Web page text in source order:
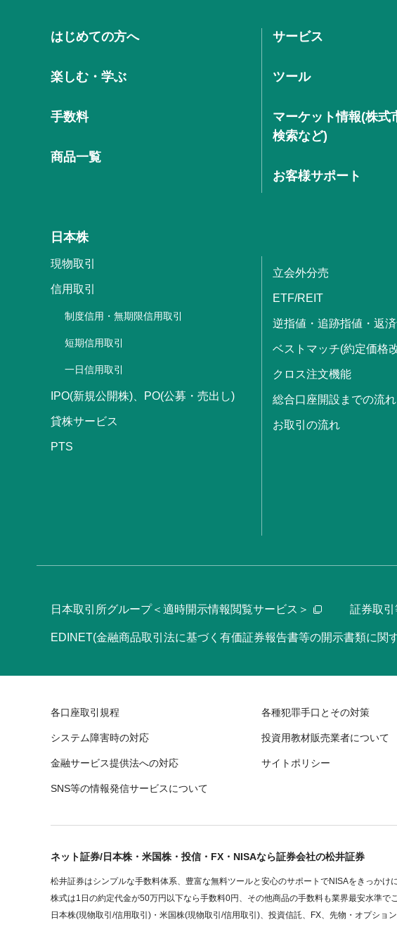
はじめての方へ
楽しむ・学ぶ
手数料
商品一覧
サービス
ツール
マーケット情報(株式
検索など)
お客様サポート
日本株
現物取引
信用取引
制度信用・無期限信用取引
短期信用取引
一日信用取引
IPO(新規公開株)、PO(公募・売出し)
貸株サービス
PTS
立会外分売
ETF/REIT
逆指値・追跡指値・返
ベストマッチ(約定価格
クロス注文機能
総合口座開設までの流れ
お取引の流れ
日本取引所グループ＜適時開示情報閲覧サービス＞ 証券取
EDINET(金融商品取引法に基づく有価証券報告書等の開示書類に関
各口座取引規程 各種犯罪手口とその対策
システム障害時の対応 投資用教材販売業者について
金融サービス提供法への対応 サイトポリシー
SNS等の情報発信サービスについて
ネット証券/日本株・米国株・投信・FX・NISAなら証券会社の松井証券
松井証券はシンプルな手数料体系、豊富な無料ツールと安心のサポートでNISAをきっかけ
株式は1日の約定代金が50万円以下なら手数料0円、その他商品の手数料も業界最安水準
日本株(現物取引/信用取引)・米国株(現物取引/信用取引)、投資信託、FX、先物・オプショ